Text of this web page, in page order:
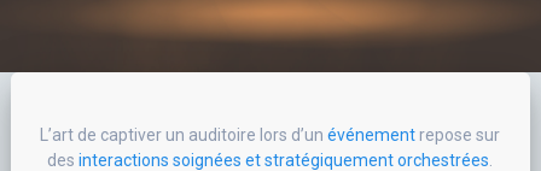
L’art de captiver un auditoire lors d’unévénementrepose sur
desinteractions soignées et stratégiquement orchestrées